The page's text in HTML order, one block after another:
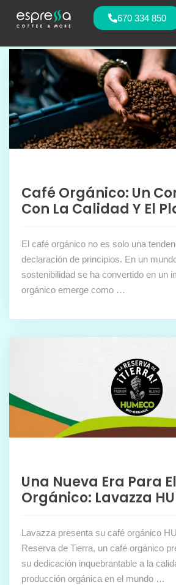
670 334 850
Café Orgánico: Un
Con La Calidad Y El
El café orgánico no es solo una
declaración de principios. En un
sostenibilidad se ha convertido en un
orgánico emerge como …
Una Nueva Era Para
Orgánico: Lavazza
Lavazza presenta su café orgánico
Reserva de Tierra, un café orgánico
su dedicación inquebrantable a la
producción orgánica en el mundo …